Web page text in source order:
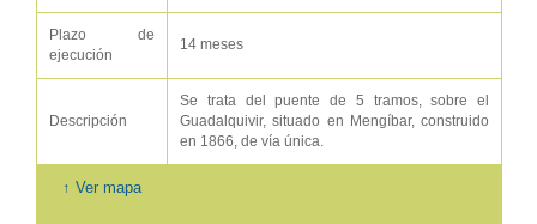
Plazo de
ejecución
14 meses
Descripción
Se trata del puente de 5 tramos, sobre el
Guadalquivir, situado en Mengíbar, construido
en 1866, de vía única.
↑ Ver mapa